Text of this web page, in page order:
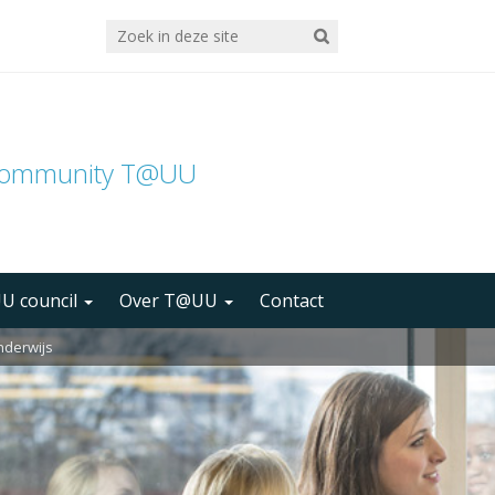
T@UU
council Over T@UU Contact